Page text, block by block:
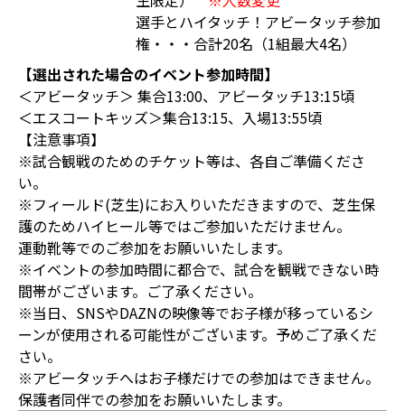
選手とハイタッチ！アビータッチ参加
権・・・合計20名（1組最大4名）
【選出された場合のイベント参加時間】
＜アビータッチ＞ 集合13:00、アビータッチ13:15頃
＜エスコートキッズ＞集合13:15、入場13:55頃
【注意事項】
※試合観戦のためのチケット等は、各自ご準備くださ
い。
※フィールド(芝生)にお入りいただきますので、芝生保
護のためハイヒール等ではご参加いただけません。
運動靴等でのご参加をお願いいたします。
※イベントの参加時間に都合で、試合を観戦できない時
間帯がございます。ご了承ください。
※当日、SNSやDAZNの映像等でお子様が移っているシ
ーンが使用される可能性がございます。予めご了承くだ
さい。
※アビータッチへはお子様だけでの参加はできません。
保護者同伴での参加をお願いいたします。